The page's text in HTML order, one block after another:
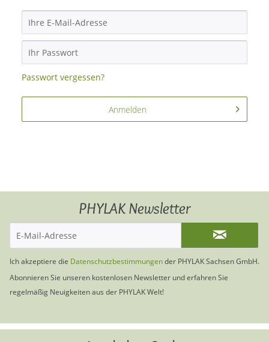
Passwort vergessen?
Anmelden
PHYLAK Newsletter
Ich akzeptiere die Datenschutzbestimmungender PHYLAK Sachsen GmbH.
Abonnieren Sie unseren kostenlosen Newsletter und erfahren Sie
regelmäßig Neuigkeiten aus der PHYLAK Welt!